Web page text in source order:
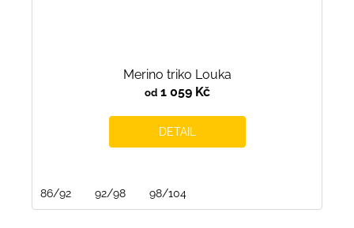
Merino triko Louka
od1 059 Kč
DETAIL
86/92 92/98 98/104